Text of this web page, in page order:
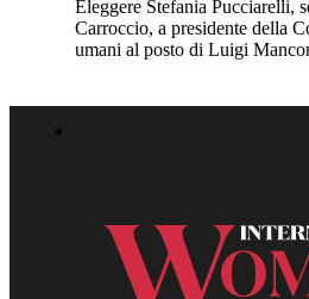
Eleggere Stefania Pucciarelli,
Carroccio, a presidente della
umani al posto di Luigi